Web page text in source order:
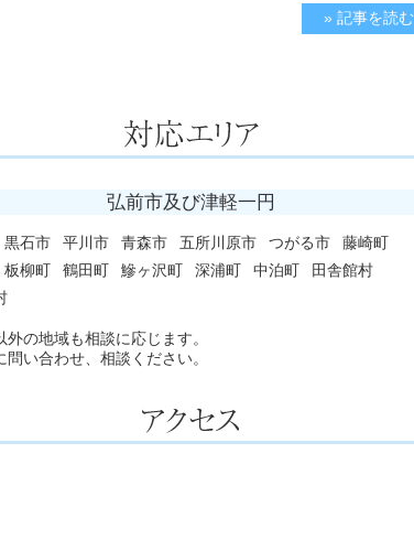
» 記事を読む
弘前市及び津軽一円
黒石市 平川市 青森市 五所川原市 つがる市
藤崎町
板柳町 鶴田町 鰺ヶ沢町 深浦町 中泊町
田舎館村
の地域も相談に応じます。
問い合わせ、相談ください。